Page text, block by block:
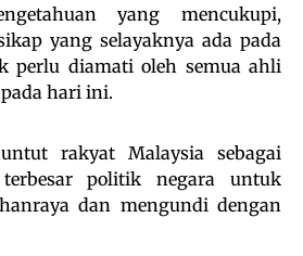
yang mencukupi,
yang selayaknya ada pada
perlu diamati oleh semua ahli
hari ini.
rakyat Malaysia sebagai
politik negara untuk
dan mengundi dengan